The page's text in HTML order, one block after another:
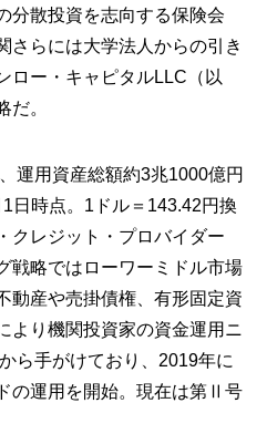
分散投資を志向する保険会
さらには大学法人からの引き
ロー・キャピタルLLC（以
だ。
運用資産総額約3兆1000億円
日時点。1ドル＝143.42円換
クレジット・プロバイダー
戦略ではローワーミドル市場
動産や売掛債権、有形固定資
より機関投資家の資金運用ニ
ら手がけており、2019年に
の運用を開始。現在は第Ⅱ号